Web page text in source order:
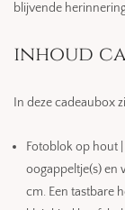
blijvende
inhoud
In deze cadeaubox
Fotoblok op hout
oogappeltje(s) en
cm. Een tastbare